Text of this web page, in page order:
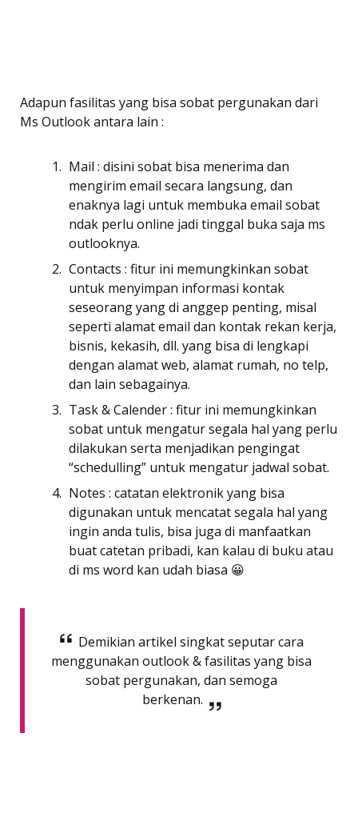
Adapun fasilitas yang bisa sobat pergunakan dari
Ms Outlook antara lain :
Mail : disini sobat bisa menerima dan
mengirim email secara langsung, dan
enaknya lagi untuk membuka email sobat
ndak perlu online jadi tinggal buka saja ms
outlooknya.
Contacts : fitur ini memungkinkan sobat
untuk menyimpan informasi kontak
seseorang yang di anggep penting, misal
seperti alamat email dan kontak rekan kerja,
bisnis, kekasih, dll. yang bisa di lengkapi
dengan alamat web, alamat rumah, no telp,
dan lain sebagainya.
Task & Calender : fitur ini memungkinkan
sobat untuk mengatur segala hal yang perlu
dilakukan serta menjadikan pengingat
“schedulling” untuk mengatur jadwal sobat.
Notes : catatan elektronik yang bisa
digunakan untuk mencatat segala hal yang
ingin anda tulis, bisa juga di manfaatkan
buat catetan pribadi, kan kalau di buku atau
di ms word kan udah biasa 😀
Demikian artikel singkat seputar cara
menggunakan outlook & fasilitas yang bisa
sobat pergunakan, dan semoga
berkenan.